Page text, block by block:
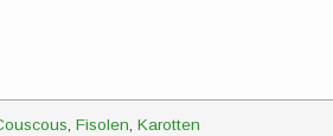
,Fisolen,Karotten